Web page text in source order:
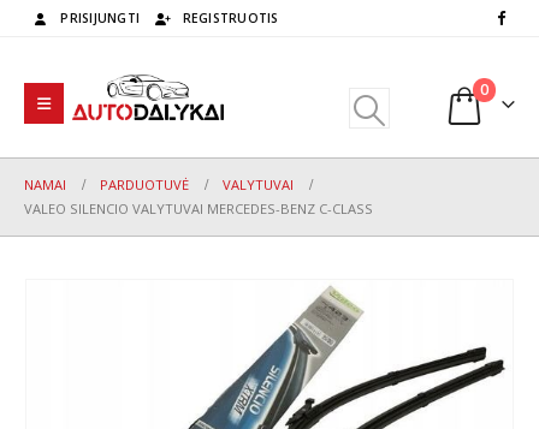
PRISIJUNGTI REGISTRUOTIS
0
NAMAI PARDUOTUVĖ
VALYTUVAI
VALEO SILENCIO VALYTUVAI MERCEDES-BENZ C-CLASS